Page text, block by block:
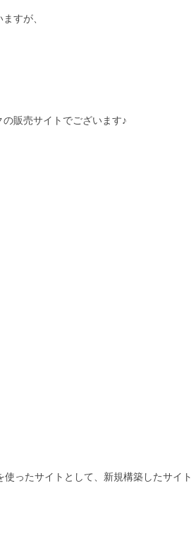
すが、
販売サイトでございます♪
ったサイトとして、新規構築したサイト